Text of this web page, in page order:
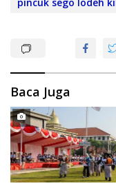
Baca Juga